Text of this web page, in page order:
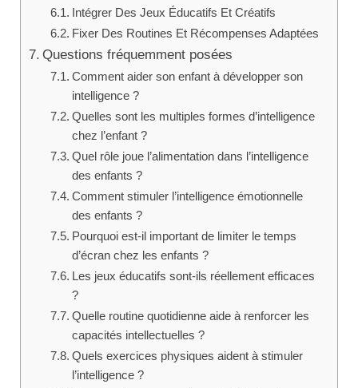
Intégrer Des Jeux Éducatifs Et Créatifs
Fixer Des Routines Et Récompenses Adaptées
Questions fréquemment posées
Comment aider son enfant à développer son
intelligence ?
Quelles sont les multiples formes d’intelligence
chez l’enfant ?
Quel rôle joue l’alimentation dans l’intelligence
des enfants ?
Comment stimuler l’intelligence émotionnelle
des enfants ?
Pourquoi est-il important de limiter le temps
d’écran chez les enfants ?
Les jeux éducatifs sont-ils réellement efficaces
?
Quelle routine quotidienne aide à renforcer les
capacités intellectuelles ?
Quels exercices physiques aident à stimuler
l’intelligence ?